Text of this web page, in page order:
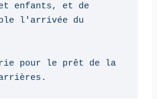
enfants, et de
l'arrivée du
pour le prêt de la